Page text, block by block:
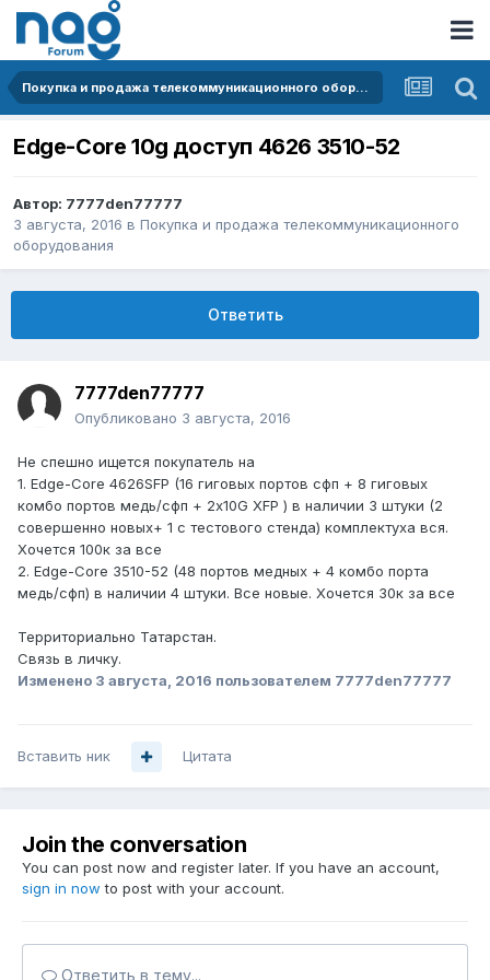
Покупка и продажа телекоммуникационного оборудования
Edge-Core 10g доступ 4626 3510-52
Автор: 7777den77777
3 августа, 2016 в Покупка и продажа телекоммуникационного
оборудования
Ответить
7777den77777
Опубликовано 3 августа, 2016
Не спешно ищется покупатель на
1. Edge-Core 4626SFP (16 гиговых портов сфп + 8 гиговых
комбо портов медь/сфп + 2х10G XFP ) в наличии 3 штуки (2
совершенно новых+ 1 с тестового стенда) комплектуха вся.
Хочется 100к за все
2. Edge-Core 3510-52 (48 портов медных + 4 комбо порта
медь/сфп) в наличии 4 штуки. Все новые. Хочется 30к за все
Территориально Татарстан.
Связь в личку.
Изменено 3 августа, 2016 пользователем 7777den77777
Вставить ник Цитата
Join the conversation
You can post now and register later. If you have an account,
sign in now to post with your account.
Ответить в тему...